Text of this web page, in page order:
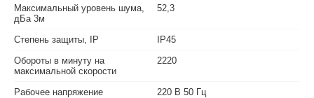
Максимальный уровень шума,
дБа 3м
52,3
Степень защиты, IP
IP45
Обороты в минуту на
максимальной скорости
2220
Рабочее напряжение
220 В 50 Гц